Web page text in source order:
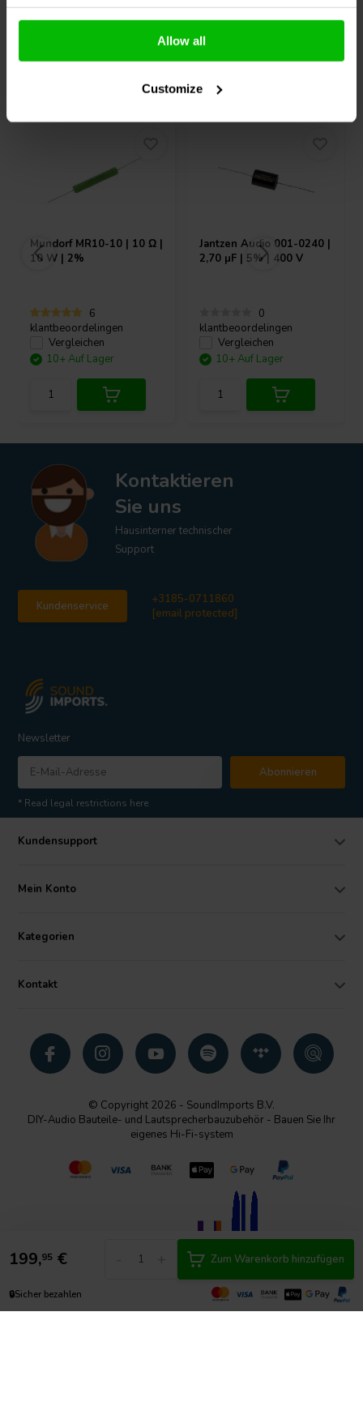
Allow all
Customize
199,95 € Zum Warenkorb hinzufügen
🔒Sicher bezahlen
Mundorf MR10-10 | 10 Ω |
10 W | 2%
6
klantbeoordelingen
Vergleichen
10+ Auf Lager
Jantzen Audio 001-0240 |
2,70 µF | 5% | 400 V
0
klantbeoordelingen
Vergleichen
10+ Auf Lager
Kontaktieren
Sie uns
Hausinterner technischer
Support
Kundenservice
+3185-0711860
[email protected]
Newsletter
Abonnieren
* Read legal restrictions here
Kundensupport
Mein Konto
Kategorien
Kontakt
© Copyright 2026 - SoundImports B.V.
DIY-Audio Bauteile- und Lautsprecherbauzubehör - Bauen Sie Ihr
eigenes Hi-Fi-system